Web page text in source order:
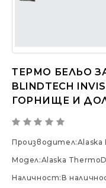
ТЕРМО БЕЛЬО ЗА
BLINDTECH
ГОРНИЩЕ И
Производител:Alaska
Модел:Alaska
Наличност:В